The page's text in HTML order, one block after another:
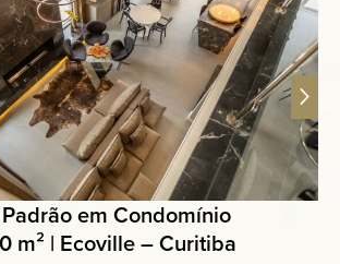
em Condomínio
m² | Ecoville – Curitiba